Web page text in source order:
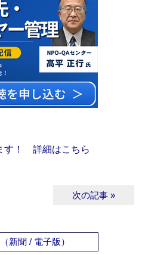
す！ 詳細はこちら
次の記事 »
新聞 / 電子版）